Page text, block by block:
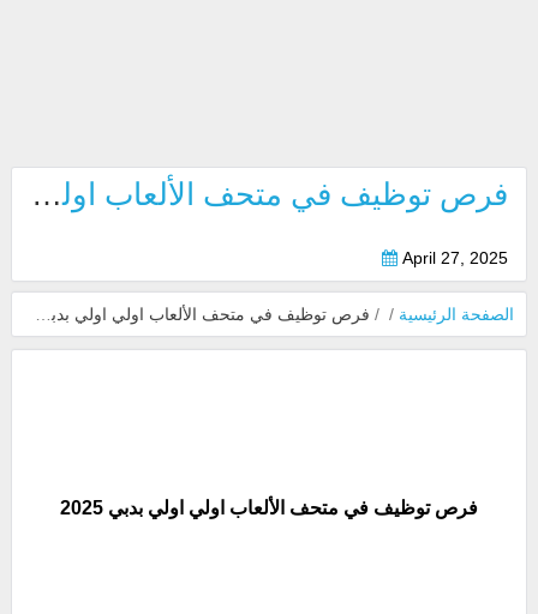
فرص توظيف في متحف الألعاب اولي اولي بدبي 2025
April 27, 2025
الصفحة الرئيسية /
/ فرص توظيف في متحف الألعاب اولي اولي بدبي 2025
فرص توظيف في متحف الألعاب اولي اولي بدبي 2025